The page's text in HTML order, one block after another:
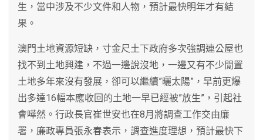
生，當中涉及不少文件和人物，預計最快明年才有結
果。
澳門土地資源短缺，寸金尺土下政府多次強調連公屋也
找不到土地興建，不過一邊說沒地，一邊又有不少閒置
土地多年來沒有發展，卻可以繼續”曬太陽”，早前更爆
出多達16幅本應收回的土地一早已經被”放生”，引起社
會嘩然。行政長官崔世安也在8月將調查工作交由廉
署，廉政專員張永春表示，調查進度理想，預計最快下